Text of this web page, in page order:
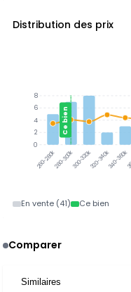
Distribution des prix
260-280k280-300k300-320k320-340k340-360k
Ce bien
8
6
4
2
0
En vente (41) Ce bien
Comparer
Similaires